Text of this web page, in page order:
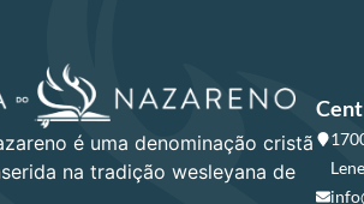
é uma denominação cristã
na tradição wesleyana de